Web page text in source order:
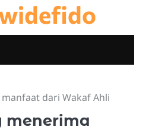
dari Wakaf Ahli
menerima